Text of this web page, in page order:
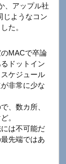
、アップル社
じようなコン
た。
MACで卒論
ドットイン
ケジュール
非常に少な
、数カ所、
。
は不可能だ
先端ではあ